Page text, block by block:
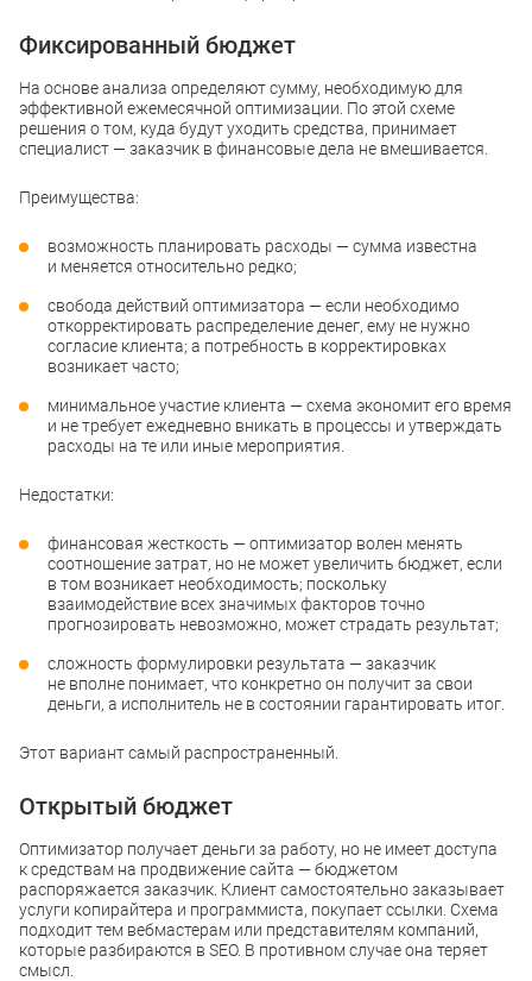
Фиксированный бюджет
На основе анализа определяют сумму, необходимую для
эффективной ежемесячной оптимизации. По этой схеме
решения о том, куда будут уходить средства, принимает
специалист — заказчик в финансовые дела не вмешивается.
Преимущества:
возможность планировать расходы — сумма известна
и меняется относительно редко;
свобода действий оптимизатора — если необходимо
откорректировать распределение денег, ему не нужно
согласие клиента; а потребность в корректировках
возникает часто;
минимальное участие клиента — схема экономит его время
и не требует ежедневно вникать в процессы и утверждать
расходы на те или иные мероприятия.
Недостатки:
финансовая жесткость — оптимизатор волен менять
соотношение затрат, но не может увеличить бюджет, если
в том возникает необходимость; поскольку
взаимодействие всех значимых факторов точно
прогнозировать невозможно, может страдать результат;
сложность формулировки результата — заказчик
не вполне понимает, что конкретно он получит за свои
деньги, а исполнитель не в состоянии гарантировать итог.
Этот вариант самый распространенный.
Открытый бюджет
Оптимизатор получает деньги за работу, но не имеет доступа
к средствам на продвижение сайта — бюджетом
распоряжается заказчик. Клиент самостоятельно заказывает
услуги копирайтера и программиста, покупает ссылки. Схема
подходит тем вебмастерам или представителям компаний,
которые разбираются в SEO. В противном случае она теряет
смысл.